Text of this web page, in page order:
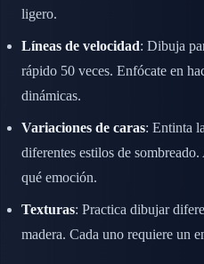
ligero.
Líneas de velocidad: Dibuja
rápido 50 veces. Enfócate en
dinámicas.
Variaciones de caras: Entinta
diferentes estilos de
qué emoción.
Texturas: Practica dibujar
madera. Cada uno requiere un